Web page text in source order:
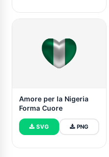
Amore per la Nigeria
Forma Cuore
SVG PNG